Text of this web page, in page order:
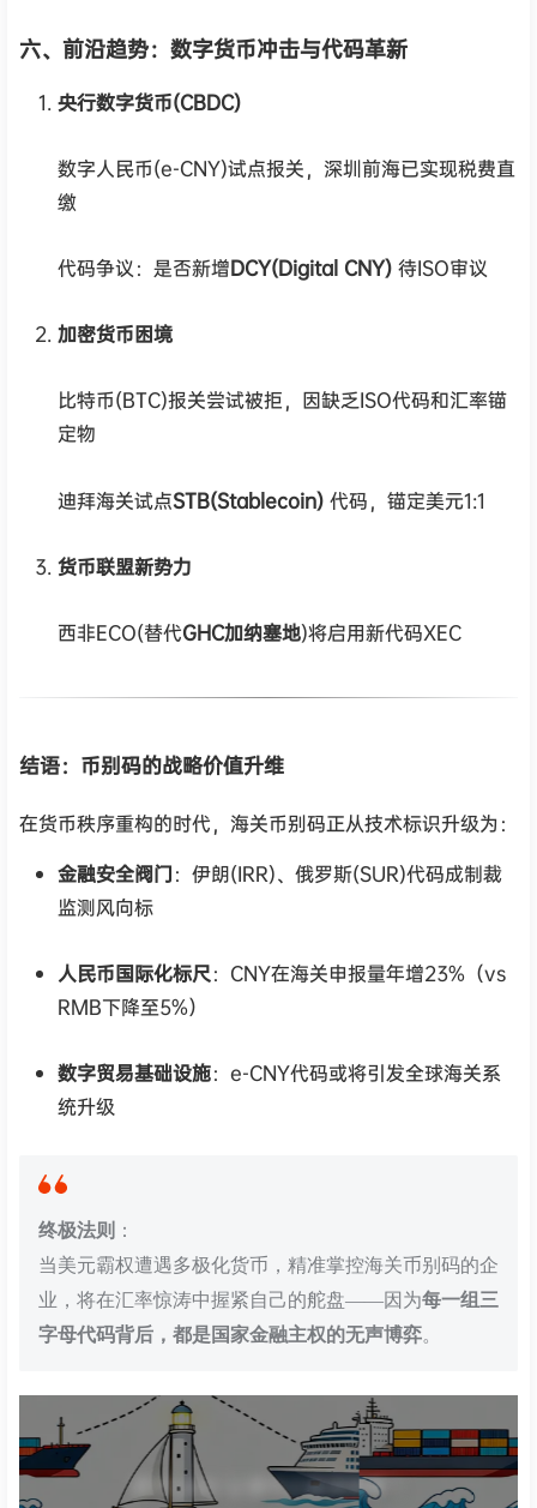
六、前沿趋势：数字货币冲击与代码革新
央行数字货币(CBDC)
数字人民币(e-CNY)试点报关，深圳前海已实现税费直
缴
代码争议：是否新增DCY(Digital CNY) 待ISO审议
加密货币困境
比特币(BTC)报关尝试被拒，因缺乏ISO代码和汇率锚
定物
迪拜海关试点STB(Stablecoin) 代码，锚定美元1:1
货币联盟新势力
西非ECO(替代GHC加纳塞地)将启用新代码XEC
结语：币别码的战略价值升维
在货币秩序重构的时代，海关币别码正从技术标识升级为：
金融安全阀门：伊朗(IRR)、俄罗斯(SUR)代码成制裁
监测风向标
人民币国际化标尺：CNY在海关申报量年增23%（vs
RMB下降至5%）
数字贸易基础设施：e-CNY代码或将引发全球海关系
统升级
终极法则 ：
当美元霸权遭遇多极化货币，精准掌控海关币别码的企
业，将在汇率惊涛中握紧自己的舵盘——因为每一组三
字母代码背后，都是国家金融主权的无声博弈。
货代QA社·让货代之路更简单！